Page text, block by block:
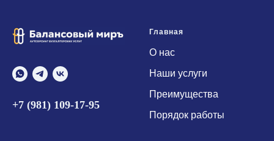
+7 (981) 109-17-95
Главная
О нас
Наши услуги
Преимущества
Порядок работы